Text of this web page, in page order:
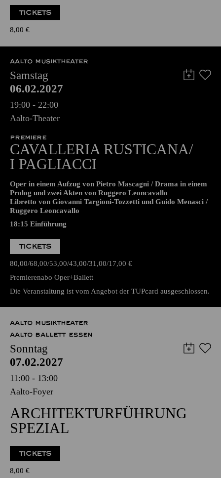
Zweistündiger öffentlicher Rundgang durch das Aalto-Theater
mit Blick hinter die Kulissen
8,00 €
AALTO MUSIKTHEATER
Samstag
06.02.2027
19:00 - 22:00
Aalto-Theater
PREMIERE
CAVALLERIA RUSTICANA/
I PAGLIACCI
Oper in einem Aufzug von Pietro Mascagni / Drama in einem
Prolog und zwei Akten von Ruggero Leoncavallo
Ruggero Leoncavallo
18:15 Einführung
TICKETS
80,00 68,00 53,00 43,00 31,00 17,00€
Premierenabo Oper+Ballett
Die Veranstaltung ist vom Angebot der TUPcard ausgeschlossen.
AALTO MUSIKTHEATER
AALTO BALLETT ESSEN
Sonntag
07.02.2027
11:00 - 13:00
Aalto-Foyer
ARCHITEKTURFÜHRUNG
SPEZIAL